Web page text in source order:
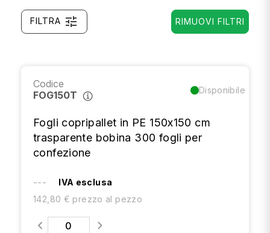
FILTRA tune RIMUOVI FILTRI
Codice
FOG150T
Disponibile
Fogli copripallet in PE 150x150 cm
trasparente bobina 300 fogli per
confezione
---
IVA esclusa
142,80 € prezzo al pezzo